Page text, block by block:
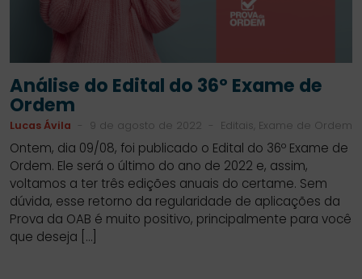
Análise do Edital do 36º Exame de
Ordem
Lucas Ávila 9 de agosto de 2022 Editais, Exame de Ordem
Ontem, dia 09/08, foi publicado o Edital do 36º Exame de
Ordem. Ele será o último do ano de 2022 e, assim,
voltamos a ter três edições anuais do certame. Sem
dúvida, esse retorno da regularidade de aplicações da
Prova da OAB é muito positivo, principalmente para você
que deseja […]